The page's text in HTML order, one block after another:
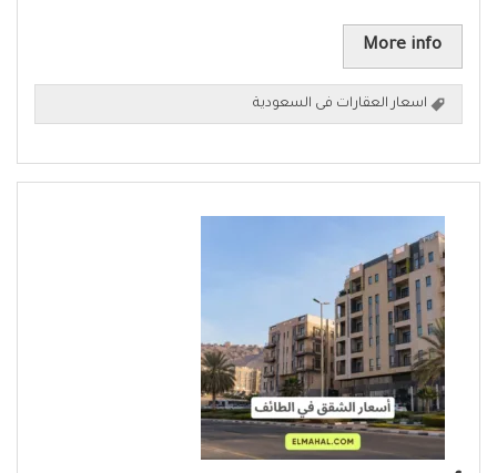
More info
اسعار العقارات فى السعودية